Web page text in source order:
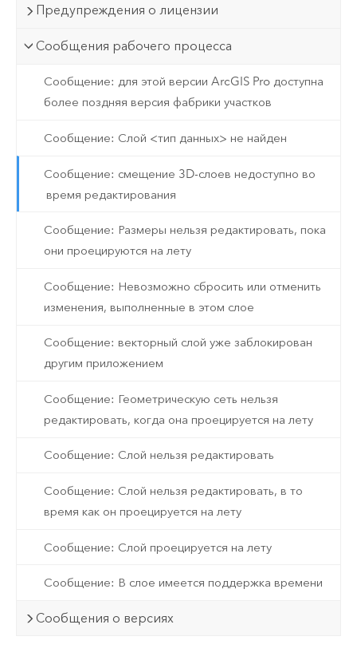
Предупреждения о лицензии
Сообщения рабочего процесса
Сообщение: для этой версии ArcGIS Pro доступна
более поздняя версия фабрики участков
Сообщение: Слой <тип данных> не найден
Сообщение: смещение 3D-слоев недоступно во
время редактирования
Сообщение: Размеры нельзя редактировать, пока
они проецируются на лету
Сообщение: Невозможно сбросить или отменить
изменения, выполненные в этом слое
Сообщение: векторный слой уже заблокирован
другим приложением
Сообщение: Геометрическую сеть нельзя
редактировать, когда она проецируется на лету
Сообщение: Слой нельзя редактировать
Сообщение: Слой нельзя редактировать, в то
время как он проецируется на лету
Сообщение: Слой проецируется на лету
Сообщение: В слое имеется поддержка времени
Сообщения о версиях